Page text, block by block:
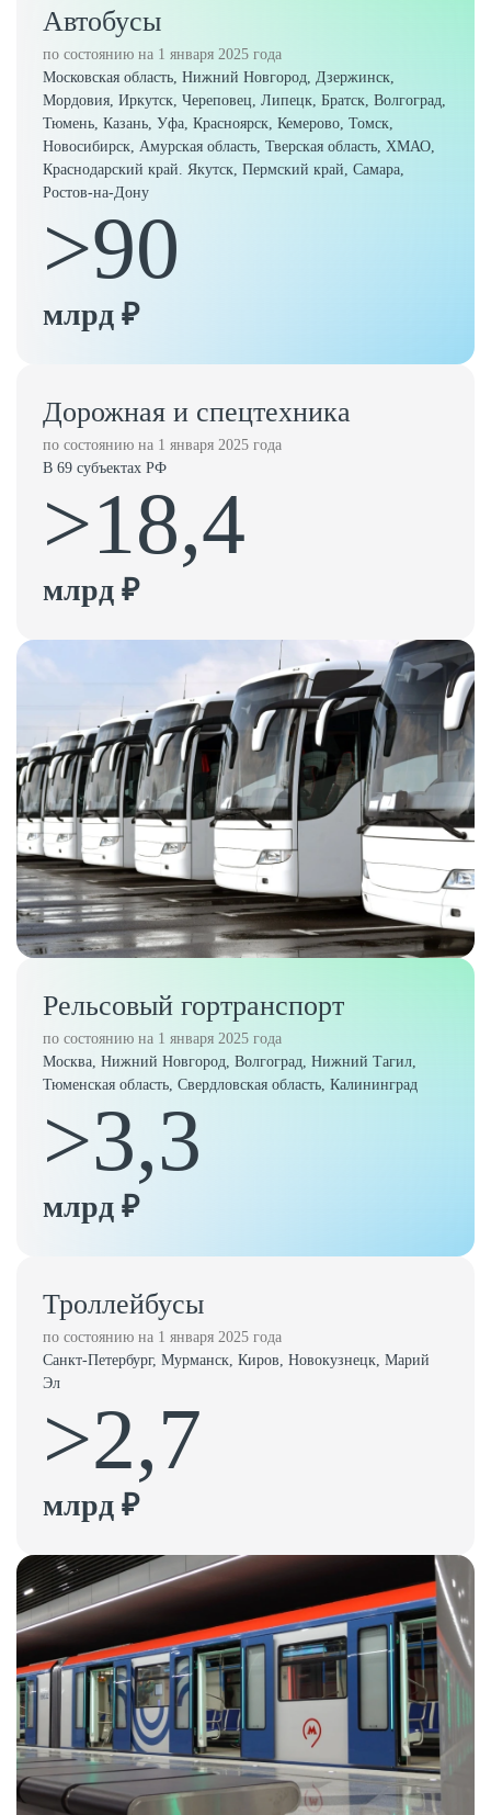
Автобусы
по состоянию на 1 января 2025 года
Московская область, Нижний Новгород, Дзержинск,
Мордовия, Иркутск, Череповец, Липецк, Братск, Волгоград,
Тюмень, Казань, Уфа, Красноярск, Кемерово, Томск,
Новосибирск, Амурская область, Тверская область, ХМАО,
Краснодарский край. Якутск, Пермский край, Самара,
Ростов-на-Дону
>90
млрд ₽
Дорожная и спецтехника
по состоянию на 1 января 2025 года
В 69 субъектах РФ
>18,4
млрд ₽
Рельсовый гортранспорт
по состоянию на 1 января 2025 года
Москва, Нижний Новгород, Волгоград, Нижний Тагил,
Тюменская область, Свердловская область, Калининград
>3,3
млрд ₽
Троллейбусы
по состоянию на 1 января 2025 года
Санкт-Петербург, Мурманск, Киров, Новокузнецк, Марий
Эл
>2,7
млрд ₽